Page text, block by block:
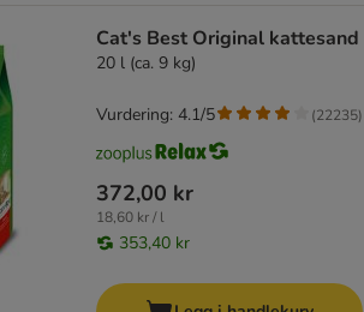
Cat's Best Original kattesand
20 l (ca. 9 kg)
372,00 kr
18,60 kr / l
353,40 kr
Vurdering: 4.1/5 (22235)